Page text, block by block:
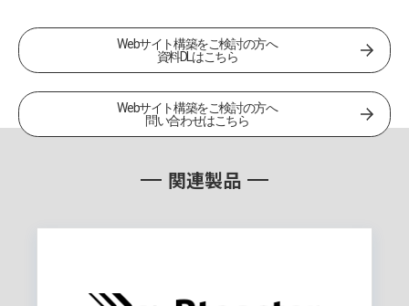
Webサイト構築をご検討の方へ
資料DLはこちら
資料DLはこちら
Webサイト構築をご検討の方へ
問い合わせはこちら
問い合わせはこちら
関連製品